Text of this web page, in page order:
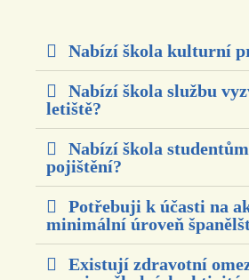
Nabízí škola kulturní
Nabízí škola službu
letiště?
Nabízí škola
pojištění?
Potřebuji k účasti na
minimální úroveň
Existují zdravotní